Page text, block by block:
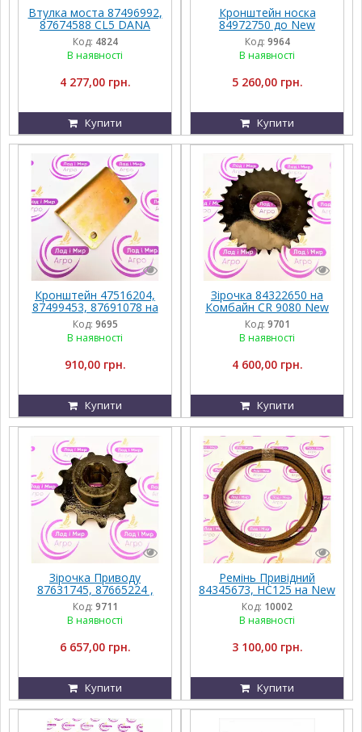
Втулка моста 87496992,
87674588 CL5 DANA
Mag340 до техніки CNH
Код: 4824
В наявності
4 277,00 грн.
Купити
Кронштейн носка
84972750 до New
Holland
Код: 9964
В наявності
5 260,00 грн.
Купити
Кронштейн 47516204,
87499453, 87691078 на
Техніку New Holland
Код: 9695
В наявності
910,00 грн.
Купити
Зірочка 84322650 на
Комбайн CR 9080 New
Holland
Код: 9701
В наявності
4 600,00 грн.
Купити
Зірочка Приводу
87631745, 87665224 ,
84275669 Транспортера
Похилої Камери на
Комбайн CR9080 New
Код: 9711
В наявності
6 657,00 грн.
Купити
Ремінь Привідний
84345673, HC125 на New
Holland
Код: 10002
В наявності
3 100,00 грн.
Купити